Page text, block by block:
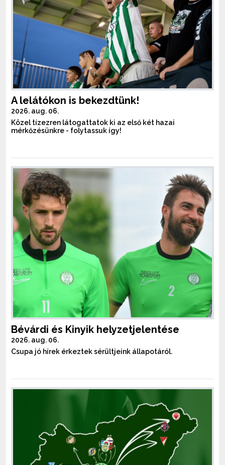
A lelátókon is bekezdtünk!
2026. aug. 06.
Közel tízezren látogattatok ki az első két hazai
mérkőzésünkre - folytassuk így!
Bévárdi és Kinyik helyzetjelentése
2026. aug. 06.
Csupa jó hírek érkeztek sérültjeink állapotáról.